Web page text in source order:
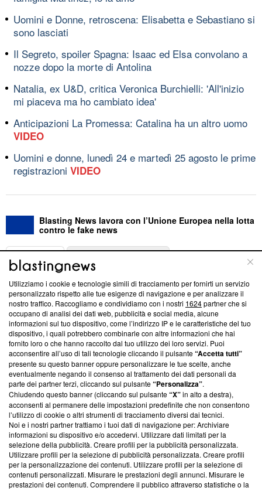
Uomini e Donne, retroscena: Elisabetta e Sebastiano si
sono lasciati
Il Segreto, spoiler Spagna: Isaac ed Elsa convolano a
nozze dopo la morte di Antolina
Natalia, ex U&D, critica Veronica Burchielli: 'All'inizio
mi piaceva ma ho cambiato idea'
Anticipazioni La Promessa: Catalina ha un altro uomo
VIDEO
Uomini e donne, lunedì 24 e martedì 25 agosto le prime
registrazioni VIDEO
Blasting News lavora con l’Unione Europea nella lotta
contro le fake news
ABOUT
Questa sezione offre informazioni trasparenti su Blasting
News, sui nostri processi editoriali e su come ci impegniamo a
creare news di qualità. Inoltre, afferma la nostra aderenza a
‘Trust Project - News with Integrity’Blasting News non è
ancora membro del programma, ma ha richiesto di farne
parte; Trust Project non ha ancora effettuato una verifica di
conformità agli standard.
Su di noi
Team editoriale
Corporate
Redazione
Informativa Privacy
Utilizziamo i cookie e tecnologie simili di tracciamento per fornirti un servizio
personalizzato rispetto alle tue esigenze di navigazione e per analizzare il
nostro traffico. Raccogliamo e condividiamo con i nostri 1624partner che si
occupano di analisi dei dati web, pubblicità e social media, alcune
informazioni sul tuo dispositivo, come l’indirizzo IP e le caratteristiche del tuo
dispositivo, i quali potrebbero combinarle con altre informazioni che hai
fornito loro o che hanno raccolto dal tuo utilizzo dei loro servizi. Puoi
acconsentire all’uso di tali tecnologie cliccando il pulsante“Accetta tutti”
presente su questo banner oppure personalizzare le tue scelte, anche
eventualmente negando il consenso al trattamento dei dati personali da
parte dei partner terzi, cliccando sul pulsante“Personalizza”.
Chiudendo questo banner (cliccando sul pulsante“X”in alto a destra),
acconsenti al permanere delle impostazioni predefinite che non consentono
l’utilizzo di cookie o altri strumenti di tracciamento diversi dai tecnici.
Noi e i nostri partner trattiamo i tuoi dati di navigazione per: Archiviare
informazioni su dispositivo e/o accedervi. Utilizzare dati limitati per la
selezione della pubblicità. Creare profili per la pubblicità personalizzata.
Utilizzare profili per la selezione di pubblicità personalizzata. Creare profili
per la personalizzazione dei contenuti. Utilizzare profili per la selezione di
contenuti personalizzati. Misurare le prestazioni degli annunci. Misurare le
prestazioni dei contenuti. Comprendere il pubblico attraverso statistiche o la